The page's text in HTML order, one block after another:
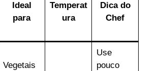
Ideal
para
Temperat
ura
Dica do
Chef
Vegetais
Use
pouco